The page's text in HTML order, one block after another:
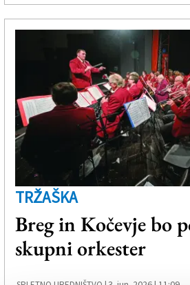
TRŽAŠKA
Breg in Kočevje bo
skupni orkester